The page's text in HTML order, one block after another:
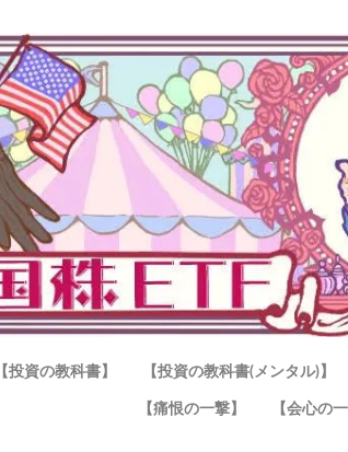
【投資の教科書】 【投資の教科書(メンタル)】
【痛恨の一撃】 【会心の一